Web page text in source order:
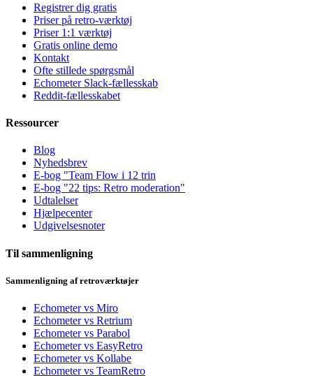
Registrer dig gratis
Priser på retro-værktøj
Priser 1:1 værktøj
Gratis online demo
Kontakt
Ofte stillede spørgsmål
Echometer Slack-fællesskab
Reddit-fællesskabet
Ressourcer
Blog
Nyhedsbrev
E-bog "Team Flow i 12 trin
E-bog "22 tips: Retro moderation"
Udtalelser
Hjælpecenter
Udgivelsesnoter
Til sammenligning
Sammenligning af retroværktøjer
Echometer vs Miro
Echometer vs Retrium
Echometer vs Parabol
Echometer vs EasyRetro
Echometer vs Kollabe
Echometer vs TeamRetro